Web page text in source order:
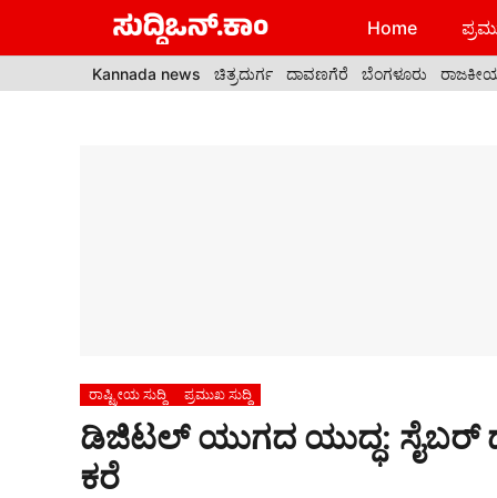
Home
Kannada news ಚಿತ್ರದುರ್ಗ ದಾವಣಗೆರೆ ಬೆಂಗಳೂರು
ರಾಷ್ಟ್ರೀಯ ಸುದ್ದಿ ಪ್ರಮುಖ ಸುದ್ದಿ
ಡಿಜಿಟಲ್ ಯುಗದ ಯುದ್ಧ: ಸೈಬರ್
ಕರೆ